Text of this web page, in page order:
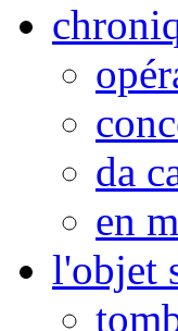
da
en
l'objet